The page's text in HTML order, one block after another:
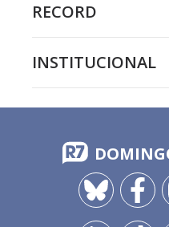
RECORD
INSTITUCIONAL